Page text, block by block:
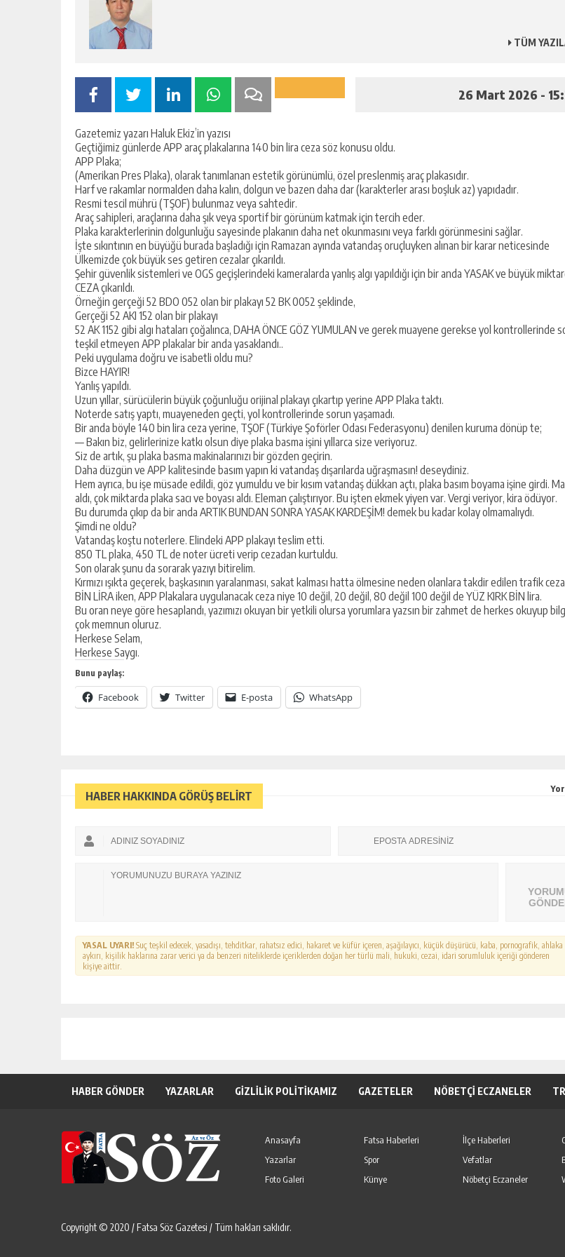
TÜM
26 Mart 2026 -
Gazetemiz yazarı Haluk Ekiz’in yazısı
Geçtiğimiz günlerde APP araç plakalarına 140 bin lira ceza söz konusu oldu.
APP Plaka;
(Amerikan Pres Plaka), olarak tanımlanan estetik görünümlü, özel preslenmiş araç plakasıdır.
Harf ve rakamlar normalden daha kalın, dolgun ve bazen daha dar (karakterler arası boşluk az) yapıdadır.
Resmi tescil mührü (TŞOF) bulunmaz veya sahtedir.
Araç sahipleri, araçlarına daha şık veya sportif bir görünüm katmak için tercih eder.
Plaka karakterlerinin dolgunluğu sayesinde plakanın daha net okunmasını veya farklı görünmesini sağlar.
İşte sıkıntının en büyüğü burada başladığı için Ramazan ayında vatandaş oruçluyken alınan bir karar neticesinde
Ülkemizde çok büyük ses getiren cezalar çıkarıldı.
Şehir güvenlik sistemleri ve OGS geçişlerindeki kameralarda yanlış algı yapıldığı için bir anda YASAK ve büyük
CEZA çıkarıldı.
Örneğin gerçeği 52 BDO 052 olan bir plakayı 52 BK 0052 şeklinde,
Gerçeği 52 AKI 152 olan bir plakayı
52 AK 1152 gibi algı hataları çoğalınca, DAHA ÖNCE GÖZ YUMULAN ve gerek muayene gerekse yol kontrollerinde
teşkil etmeyen APP plakalar bir anda yasaklandı..
Peki uygulama doğru ve isabetli oldu mu?
Bizce HAYIR!
Yanlış yapıldı.
Uzun yıllar, sürücülerin büyük çoğunluğu orijinal plakayı çıkartıp yerine APP Plaka taktı.
Noterde satış yaptı, muayeneden geçti, yol kontrollerinde sorun yaşamadı.
Bir anda böyle 140 bin lira ceza yerine, TŞOF (Türkiye Şoförler Odası Federasyonu) denilen kuruma dönüp te;
— Bakın biz, gelirlerinize katkı olsun diye plaka basma işini yıllarca size veriyoruz.
Siz de artık, şu plaka basma makinalarınızı bir gözden geçirin.
Daha düzgün ve APP kalitesinde basım yapın ki vatandaş dışarılarda uğraşmasın! deseydiniz.
Hem ayrıca, bu işe müsade edildi, göz yumuldu ve bir kısım vatandaş dükkan açtı, plaka basım boyama işine girdi.
aldı, çok miktarda plaka sacı ve boyası aldı. Eleman çalıştırıyor. Bu işten ekmek yiyen var. Vergi veriyor, kira ödüyor.
Bu durumda çıkıp da bir anda ARTIK BUNDAN SONRA YASAK KARDEŞİM! demek bu kadar kolay olmamalıydı.
Şimdi ne oldu?
Vatandaş koştu noterlere. Elindeki APP plakayı teslim etti.
850 TL plaka, 450 TL de noter ücreti verip cezadan kurtuldu.
Son olarak şunu da sorarak yazıyı bitirelim.
Kırmızı ışıkta geçerek, başkasının yaralanması, sakat kalması hatta ölmesine neden olanlara takdir edilen trafik
BİN LİRA iken, APP Plakalara uygulanacak ceza niye 10 değil, 20 değil, 80 değil 100 değil de YÜZ KIRK BİN lira.
Bu oran neye göre hesaplandı, yazımızı okuyan bir yetkili olursa yorumlara yazsın bir zahmet de herkes okuyup
çok memnun oluruz.
Herkese Selam,
Herkese Saygı.
Bunu paylaş:
Facebook Twitter E-posta WhatsApp
HABER HAKKINDA GÖRÜŞ BELİRT
YASAL UYARI! Suç teşkil edecek, yasadışı, tehditkar, rahatsız edici, hakaret ve küfür içeren, aşağılayıcı, küçük düşürücü, kaba, pornografik, ahlaka
aykırı, kişilik haklarına zarar verici ya da benzeri niteliklerde içeriklerden doğan her türlü mali, hukuki, cezai, idari sorumluluk içeriği gönderen
kişiye aittir.
ALİHAN AKYAZI
HABER GÖNDER YAZARLAR GİZLİLİK POLİTİKAMIZ GAZETELER NÖBETÇİ ECZANELER
Anasayfa Fatsa Haberleri İlçe Haberleri
Yazarlar
Spor Vefatlar
Foto Galeri
Künye Nöbetçi Eczaneler
Copyright © 2020 / Fatsa Söz Gazetesi / Tüm hakları saklıdır.